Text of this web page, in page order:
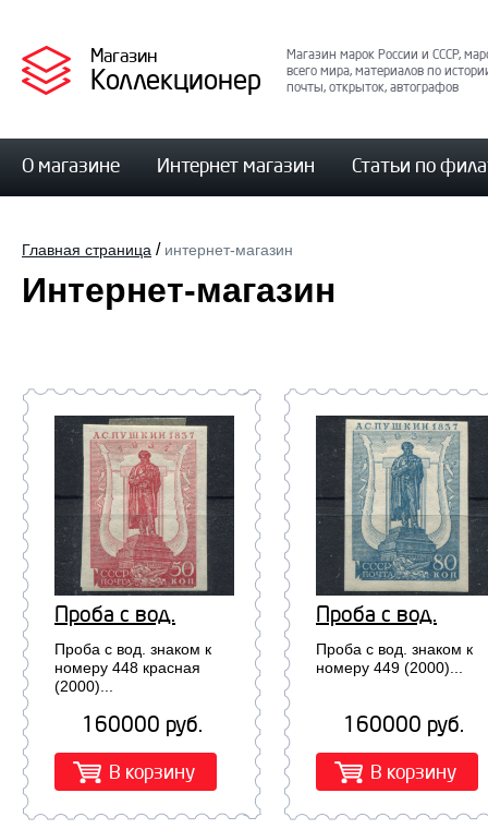
Магазин
Коллекционер
Магазин марок России и СССР,
всего мира, материалов по
почты, открыток, автографов
О магазине Интернет магазин Статьи по
Главная страница / интернет-магазин
Интернет-магазин
Проба с вод.
знаком к номеру
448 красная
(2000)
Проба с вод. знаком к
номеру 448 красная
(2000)...
160000 руб.
В корзину
Проба с вод.
знаком к номеру
449 (2000)
Проба с вод. знаком к
номеру 449 (2000)...
160000 руб.
В корзину